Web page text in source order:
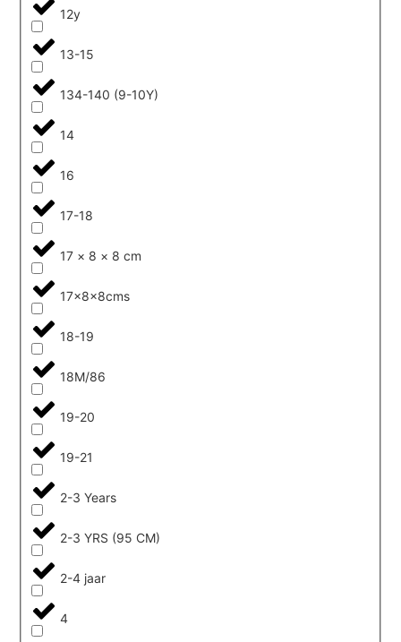
12y
13-15
134-140 (9-10Y)
14
16
17-18
17 × 8 × 8 cm
17x8x8cms
18-19
18M/86
19-20
19-21
2-3 Years
2-3 YRS (95 CM)
2-4 jaar
4